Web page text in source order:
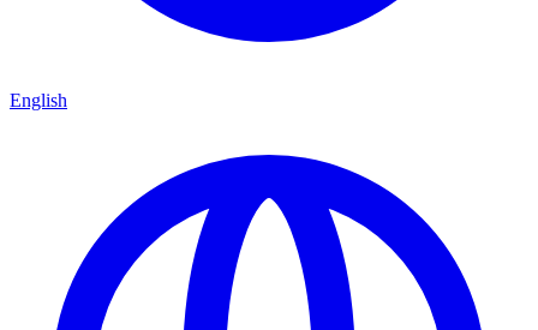
English